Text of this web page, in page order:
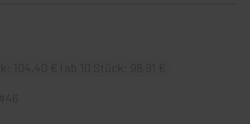
104,40 € | ab 10 Stück: 98,91 €